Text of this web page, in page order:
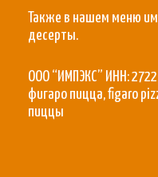
Также в нашем меню
десерты.
ООО “ИМПЭКС” ИНН:
фигаро пицца, figaro
пиццы